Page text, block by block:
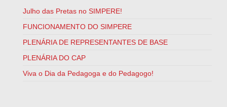
Julho das Pretas no SIMPERE!
FUNCIONAMENTO DO SIMPERE
PLENÁRIA DE REPRESENTANTES DE BASE
PLENÁRIA DO CAP
Viva o Dia da Pedagoga e do Pedagogo!